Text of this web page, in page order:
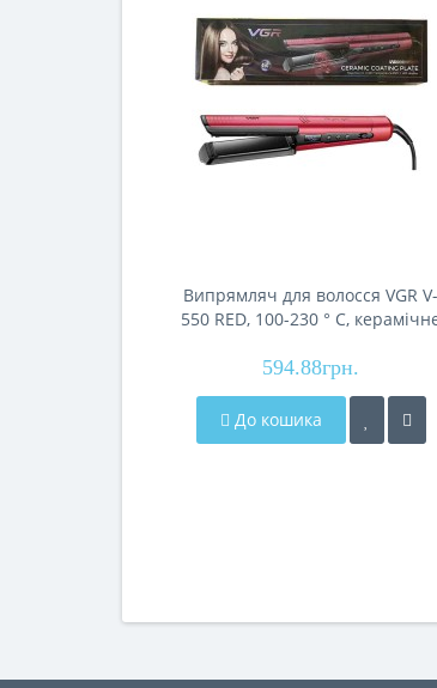
Випрямляч для волосся VGR V-
550 RED, 100-230 ° C,
594.88грн.
До кошика